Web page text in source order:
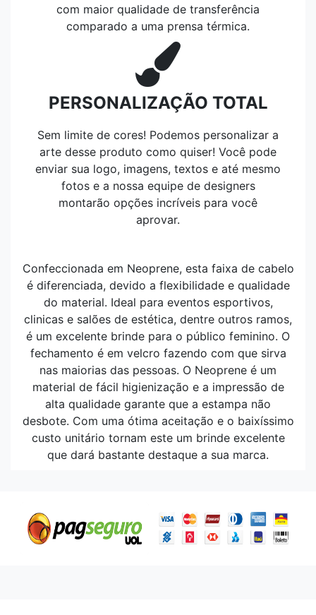
com maior qualidade de transferência
comparado a uma prensa térmica.
PERSONALIZAÇÃO TOTAL
Sem limite de cores! Podemos personalizar a
arte desse produto como quiser! Você pode
enviar sua logo, imagens, textos e até mesmo
fotos e a nossa equipe de designers
montarão opções incríveis para você
aprovar.
Confeccionada em Neoprene, esta faixa de cabelo
é diferenciada, devido a flexibilidade e qualidade
do material. Ideal para eventos esportivos,
clinicas e salões de estética, dentre outros ramos,
é um excelente brinde para o público feminino. O
fechamento é em velcro fazendo com que sirva
nas maiorias das pessoas. O Neoprene é um
material de fácil higienização e a impressão de
alta qualidade garante que a estampa não
desbote. Com uma ótima aceitação e o baixíssimo
custo unitário tornam este um brinde excelente
que dará bastante destaque a sua marca.